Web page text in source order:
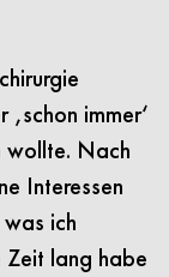
immer‘
wollte. Nach
Interessen
ich
Zeit lang habe